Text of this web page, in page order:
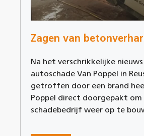
Na het verschrikkelijke
autoschade Van Poppel in
getroffen door een brand
Poppel direct doorgepakt om
schadebedrijf weer op te